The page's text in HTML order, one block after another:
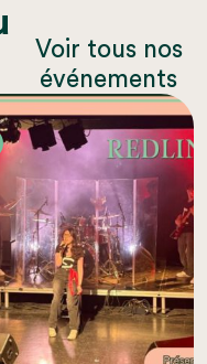
Voir tous nos
événements